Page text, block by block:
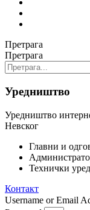
Претрага
Претрага
Уредништво
Уредништво
Невског
Главни и
Технички
Контакт
Username or Email